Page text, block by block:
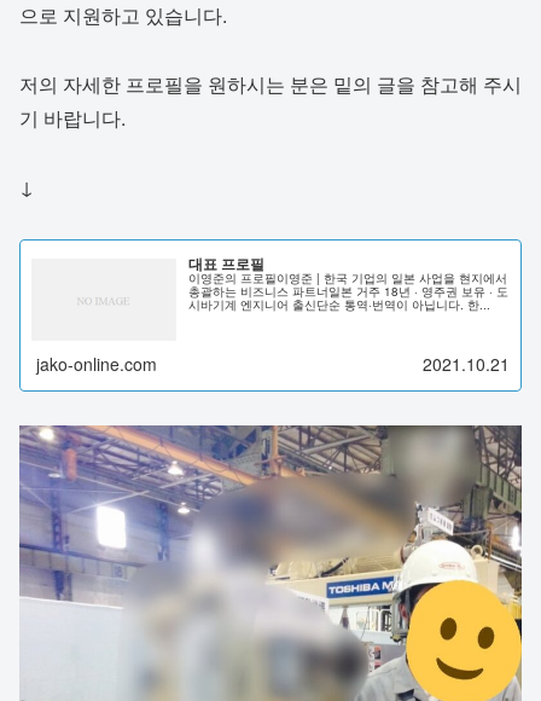
으로 지원하고 있습니다.
저의 자세한 프로필을 원하시는 분은 밑의 글을 참고해 주시
기 바랍니다.
↓
대표 프로필
이영준의 프로필이영준 | 한국 기업의 일본 사업을 현지에서
총괄하는 비즈니스 파트너일본 거주 18년 · 영주권 보유 · 도
시바기계 엔지니어 출신단순 통역·번역이 아닙니다. 한...
jako-online.com 2021.10.21